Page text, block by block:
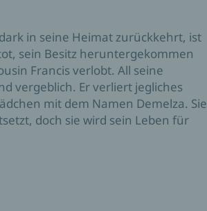
in seine Heimat zurückkehrt, ist
sein Besitz heruntergekommen
Francis verlobt. All seine
vergeblich. Er verliert jegliches
mit dem Namen Demelza. Sie
doch sie wird sein Leben für
hat, was die anderen haben, und